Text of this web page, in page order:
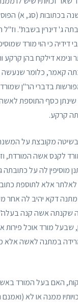
בכתובות (סג, א)
ג' דינרין בשבת".
כי הוי מורד
ונימא דילקח בהן קרקע
קאמר, כלומר שנעשה
בדברי הר"ן שמורד
כסף התוספת לאשה
קרקע.
מקובצת על
לקנס אשה המורדת,
מוסיפין לה על כתובתה
לאלתר אלא לתוספת
דקא יהיב לה אחר
מה שקנתה אשה קנה
מורד אוכל פירות
במתנה לאשה אלא
האם בעל המורד
ממנה או לא (ואמנם